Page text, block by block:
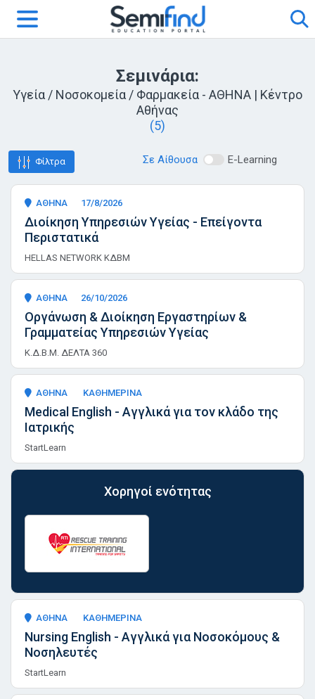
Σεμινάρια:
Υγεία / Νοσοκομεία / Φαρμακεία - ΑΘΗΝΑ | Κέντρο
Αθήνας
(5)
Φίλτρα Σε Αίθουσα E-Learning
ΑΘΗΝΑ 17/8/2026
Διοίκηση Υπηρεσιών Υγείας - Επείγοντα
Περιστατικά
HELLAS NETWORK ΚΔΒΜ
ΑΘΗΝΑ 26/10/2026
Οργάνωση & Διοίκηση Εργαστηρίων &
Γραμματείας Υπηρεσιών Υγείας
Κ.Δ.Β.Μ. ΔΕΛΤΑ 360
ΑΘΗΝΑ ΚΑΘΗΜΕΡΙΝΑ
Medical English - Αγγλικά για τον κλάδο της
Ιατρικής
StartLearn
Χορηγοί ενότητας
ΑΘΗΝΑ ΚΑΘΗΜΕΡΙΝΑ
Nursing English - Αγγλικά για Νοσοκόμους &
Νοσηλευτές
StartLearn